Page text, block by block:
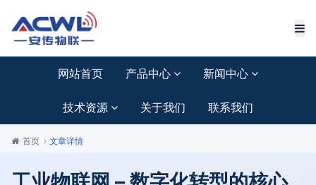
网站首页 产品中心 新闻中心
技术资源 关于我们 联系我们
首页 文章详情